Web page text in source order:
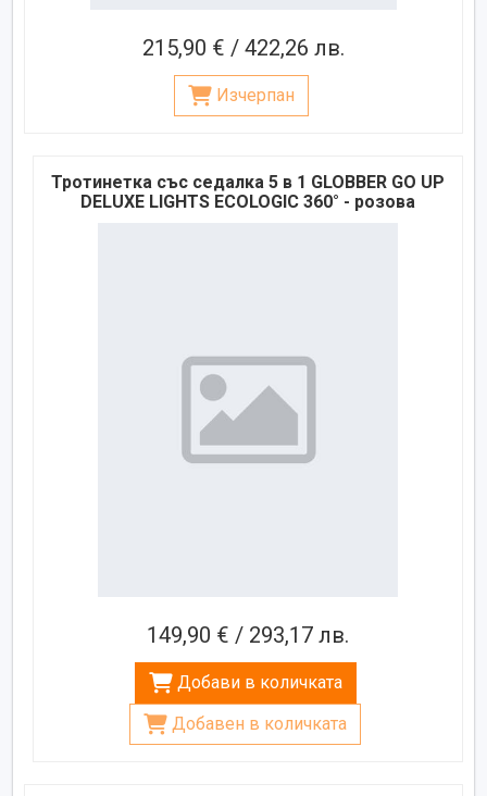
215,90 € / 422,26 лв.
Изчерпан
Тротинетка със седалка 5 в 1 GLOBBER GO UP
DELUXE LIGHTS ECOLOGIC 360° - розова
149,90 € / 293,17 лв.
Добави в количката
Добавен в количката